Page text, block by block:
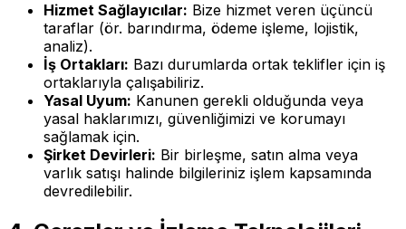
Hizmet Sağlayıcılar: Bize hizmet veren üçüncü
taraflar (ör. barındırma, ödeme işleme, lojistik,
analiz).
İş Ortakları: Bazı durumlarda ortak teklifler için iş
ortaklarıyla çalışabiliriz.
Yasal Uyum: Kanunen gerekli olduğunda veya
yasal haklarımızı, güvenliğimizi ve korumayı
sağlamak için.
Şirket Devirleri: Bir birleşme, satın alma veya
varlık satışı halinde bilgileriniz işlem kapsamında
devredilebilir.